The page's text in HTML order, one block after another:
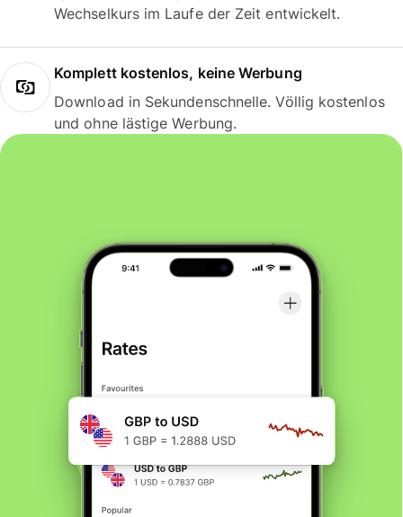
Wechselkurs im Laufe der Zeit entwickelt.
Komplett kostenlos, keine Werbung
Download in Sekundenschnelle. Völlig kostenlos
und ohne lästige Werbung.